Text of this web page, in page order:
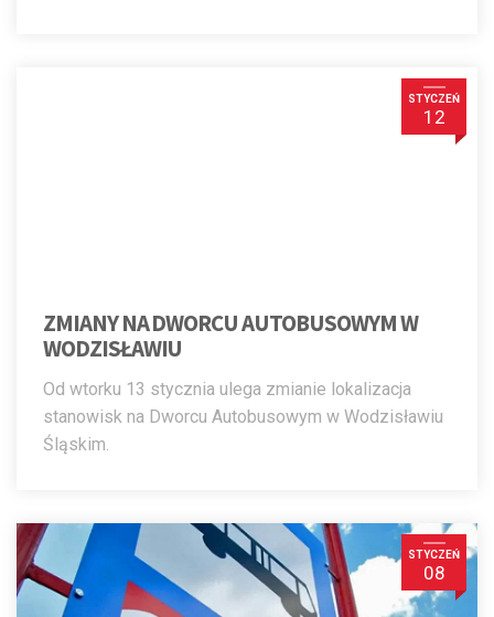
STYCZEŃ
12
ZMIANY NA DWORCU AUTOBUSOWYM W
WODZISŁAWIU
Od wtorku 13 stycznia ulega zmianie lokalizacja
stanowisk na Dworcu Autobusowym w Wodzisławiu
Śląskim.
STYCZEŃ
08